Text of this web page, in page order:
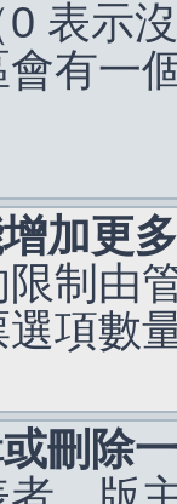
表示
有一
加更
制由
項數
刪除